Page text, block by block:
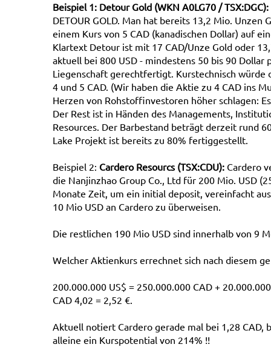
Beispiel 1: Detour Gold (WKN A0LG70 / TSX:DGC):
DETOUR GOLD. Man hat bereits 13,2 Mio.
einem Kurs von 5 CAD (kanadischen Dollar) auf
Klartext Detour ist mit 17 CAD/Unze Gold oder
aktuell bei 800 USD - mindestens 50 bis 90
Liegenschaft gerechtfertigt. Kurstechnisch
4 und 5 CAD. (Wir haben die Aktie zu 4 CAD ins
Herzen von Rohstoffinvestoren höher schlagen:
Der Rest ist in Händen des Managements,
Resources. Der Barbestand beträgt derzeit rund
Lake Projekt ist bereits zu 80% fertiggestellt.
Beispiel 2: Cardero Resourcs (TSX:CDU): Cardero
die Nanjinzhao Group Co., Ltd für 200 Mio. USD
Monate Zeit, um ein initial deposit, vereinfacht
10 Mio USD an Cardero zu überweisen.
Die restlichen 190 Mio USD sind innerhalb von 9
Welcher Aktienkurs errechnet sich nach diesem
200.000.000 US$ = 250.000.000 CAD +
CAD 4,02 = 2,52 €.
Aktuell notiert Cardero gerade mal bei 1,28 CAD,
alleine ein Kurspotential von 214% !!